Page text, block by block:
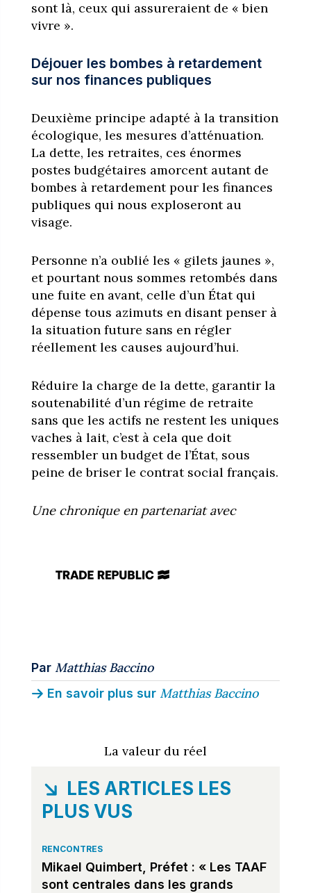
sont là, ceux qui assureraient de « bien
vivre ».
Déjouer les bombes à retardement
sur nos finances publiques
Deuxième principe adapté à la transition
écologique, les mesures d’atténuation.
La dette, les retraites, ces énormes
postes budgétaires amorcent autant de
bombes à retardement pour les finances
publiques qui nous exploseront au
visage.
Personne n’a oublié les « gilets jaunes »,
et pourtant nous sommes retombés dans
une fuite en avant, celle d’un État qui
dépense tous azimuts en disant penser à
la situation future sans en régler
réellement les causes aujourd’hui.
Réduire la charge de la dette, garantir la
soutenabilité d’un régime de retraite
sans que les actifs ne restent les uniques
vaches à lait, c’est à cela que doit
ressembler un budget de l’État, sous
peine de briser le contrat social français.
Une chronique en partenariat avec
Par Matthias Baccino
En savoir plus sur Matthias Baccino
La valeur du réel
LES ARTICLES LES
PLUS VUS
RENCONTRES
Mikael Quimbert, Préfet : « Les TAAF
sont centrales dans les grands